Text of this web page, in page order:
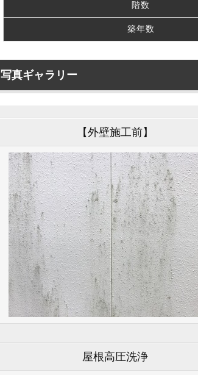
階数
築年数
写真ギャラリー
【外壁施工前】
屋根高圧洗浄